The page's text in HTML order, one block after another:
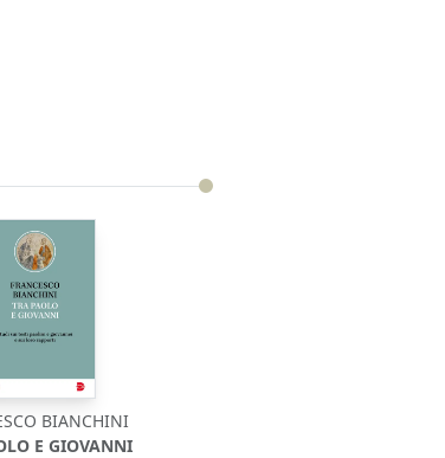
BIANCHINI
E GIOVANNI